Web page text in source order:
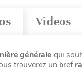
Videos
générale qui
trouverez un bref